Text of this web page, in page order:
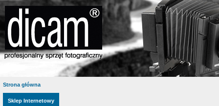
Strona główna
Sklep Internetowy